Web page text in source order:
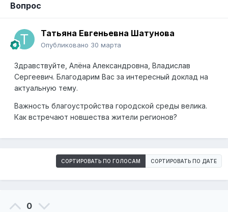
Вопрос
Татьяна Евгеньевна Шатунова
Опубликовано 30 марта
Здравствуйте, Алёна Александровна, Владислав
Сергеевич. Благодарим Вас за интересный доклад на
актуальную тему.
Важность благоустройства городской среды велика.
Как встречают новшества жители регионов?
СОРТИРОВАТЬ ПО ГОЛОСАМ СОРТИРОВАТЬ ПО ДАТЕ
0